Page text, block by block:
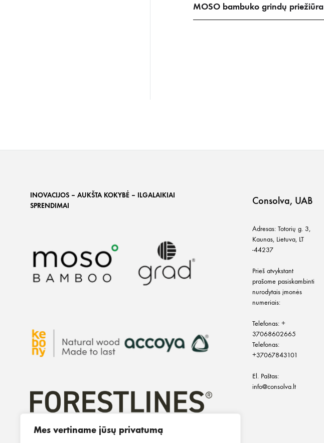
Mes vertiname jūsų privatumą
MOSO bambuko grindų priežiūra
INOVACIJOS – AUKŠTA KOKYBĖ – ILGALAIKIAI
SPRENDIMAI
Consolva, UAB
Adresas: Totorių g. 3,
Kaunas, Lietuva, LT
-44237
Prieš atvykstant
prašome pasiskambinti
nurodytais įmonės
numeriais:
Telefonas: +
37068602665
Telefonas:
+37067843101
El. Paštas:
info@consolva.lt